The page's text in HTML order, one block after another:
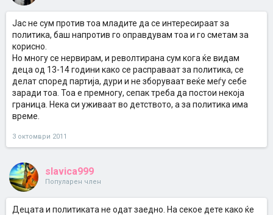
Јас не сум против тоа младите да се интересираат за
политика, баш напротив го оправдувам тоа и го сметам за
корисно.
Но многу се нервирам, и револтирана сум кога ќе видам
деца од 13-14 години како се расправаат за политика, се
делат според партија, дури и не зборуваат веќе меѓу себе
заради тоа. Тоа е премногу, сепак треба да постои некоја
граница. Нека си уживаат во детството, а за политика има
време.
3 октомври 2011
slavica999
Популарен член
Децата и политиката не одат заедно. На секое дете како ќе